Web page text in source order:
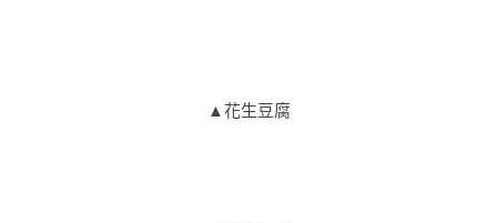
▲花生豆腐